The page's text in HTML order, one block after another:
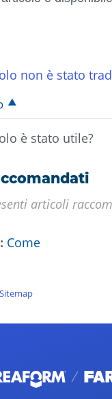
non è stato
è stato utile?
articoli
Come
Sitemap